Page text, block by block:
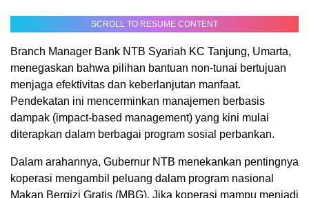
SCROLL TO RESUME CONTENT
Branch Manager Bank NTB Syariah KC Tanjung, Umarta,
menegaskan bahwa pilihan bantuan non-tunai bertujuan
menjaga efektivitas dan keberlanjutan manfaat.
Pendekatan ini mencerminkan manajemen berbasis
dampak (impact-based management) yang kini mulai
diterapkan dalam berbagai program sosial perbankan.
Dalam arahannya, Gubernur NTB menekankan pentingnya
koperasi mengambil peluang dalam program nasional
Makan Bergizi Gratis (MBG). Jika koperasi mampu menjadi